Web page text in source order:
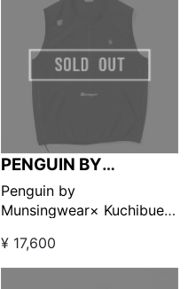
PENGUIN BY
MUNSINGWEAR
Penguin by
Munsingwear× Kuchibue
リティプルオーバーベスト
ブラック 【GO/LOOK!限定
¥ 17,600